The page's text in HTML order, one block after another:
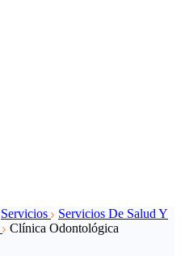
Servicios
Servicios De Salud Y
Clínica Odontológica